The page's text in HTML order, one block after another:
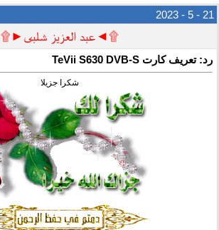
21 - 5 - 2023
۩◄عبد العزيز شلبى►۩
رد: تعريف كارت TeVii S630 DVB-S
شكرا جزيلا